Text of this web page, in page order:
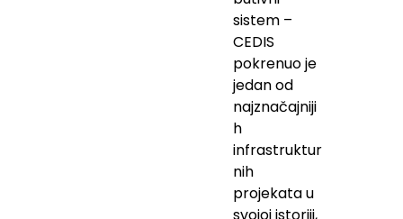
sistem –
CEDIS
pokrenuo je
jedan od
najznačajniji
h
infrastruktur
nih
projekata u
svojoj istoriji,